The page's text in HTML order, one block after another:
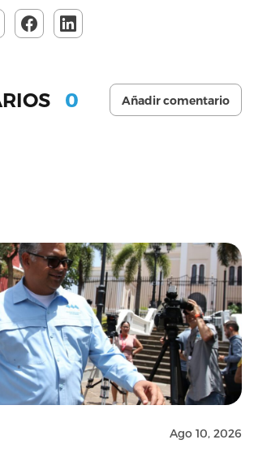
0 Añadir comentario
Ago 10, 2026